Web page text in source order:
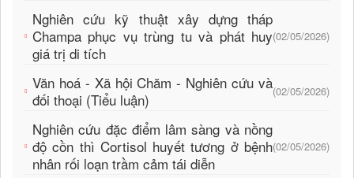
Nghiên cứu kỹ thuật xây dựng tháp
Champa phục vụ trùng tu và phát huy
giá trị di tích
(02/05/2026)
Văn hoá - Xã hội Chăm - Nghiên cứu và
đối thoại (Tiểu luận)
(02/05/2026)
Nghiên cứu đặc điểm lâm sàng và nồng
độ cồn thì Cortisol huyết tương ở bệnh
nhân rối loạn trầm cảm tái diễn
(02/05/2026)